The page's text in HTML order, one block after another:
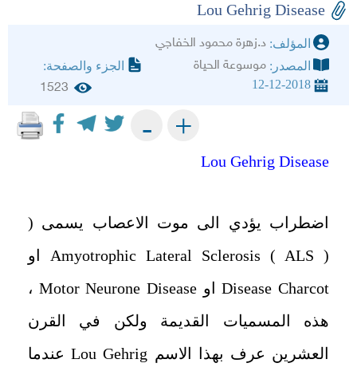
Lou Gehrig Disease
المؤلف: د.زهرة محمود الخفاجي
المصدر: موسوعة الحياة
الجزء والصفحة:
12-12-2018
1523
+
-
Lou Gehrig Disease
اضطراب يؤدي الى موت الاعصاب يسمى (
Amyotrophic Lateral Sclerosis ( ALS ) او
Disease Charcot او Motor Neurone Disease ،
هذه المسميات القديمة ولكن في القرن
العشرين عرف بهذا الاسم Lou Gehrig عندما